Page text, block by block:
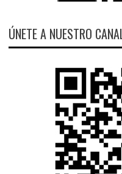
ÚNETE A NUESTRO